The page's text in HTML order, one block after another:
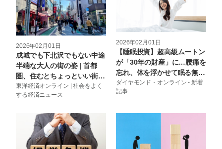
2026年02月01日
成城でも下北沢でもない中途
半端な大人の街の姿 | 首都
圏、住むとちょっといい街 |
東洋経済オンライン
東洋経済オンライン | 社会をよく
する経済ニュース
2026年02月01日
【睡眠投資】超高級ムートン
が「30年の財産」に…腰痛を
忘れ、体を浮かせて眠る無重
力の快眠術 – とにかくぐっす
り眠りたい
ダイヤモンド・オンライン - 新着
記事